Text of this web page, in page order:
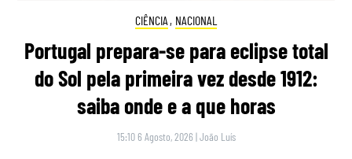
CIÊNCIA , NACIONAL
Portugal prepara-se para eclipse total
do Sol pela primeira vez desde 1912:
saiba onde e a que horas
15:10 6 Agosto, 2026 |João Luís